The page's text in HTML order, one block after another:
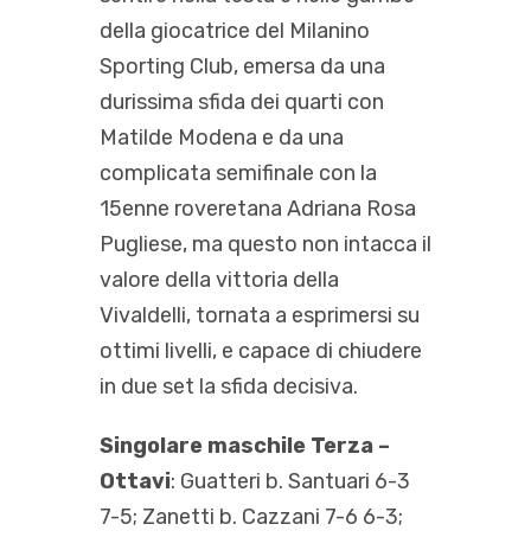
della giocatrice del Milanino
Sporting Club, emersa da una
durissima sfida dei quarti con
Matilde Modena e da una
complicata semifinale con la
15enne roveretana Adriana Rosa
Pugliese, ma questo non intacca il
valore della vittoria della
Vivaldelli, tornata a esprimersi su
ottimi livelli, e capace di chiudere
in due set la sfida decisiva.
Singolare maschile Terza –
Ottavi: Guatteri b. Santuari 6-3
7-5; Zanetti b. Cazzani 7-6 6-3;